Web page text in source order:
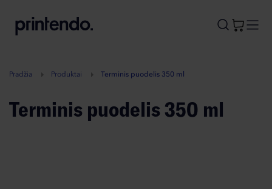
A
Pradžia Produktai Terminis puodelis 350 ml
Terminis puodelis 350 ml